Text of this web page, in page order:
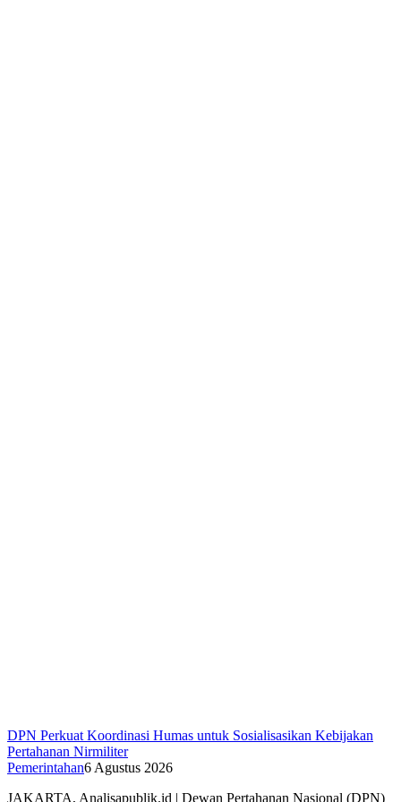
DPN Perkuat Koordinasi Humas untuk Sosialisasikan Kebijakan
Pertahanan Nirmiliter
Pemerintahan6 Agustus 2026
JAKARTA, Analisapublik.id | Dewan Pertahanan Nasional (DPN)